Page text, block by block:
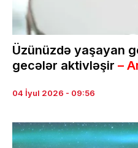
Üzünüzdə yaşayan
gecələr aktivləşir –
04 İyul 2026 - 09:56